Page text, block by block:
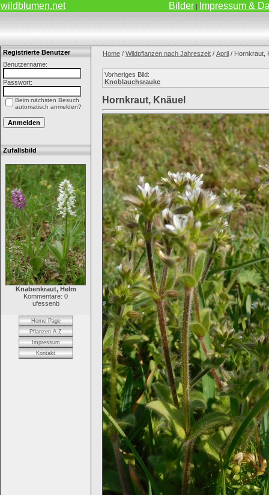
wildblumen.net Bilder | Impressum &
Registrierte Benutzer
Benutzername:
Passwort:
Beim nächsten Besuch
automatisch anmelden?
Zufallsbild
Knabenkraut, Helm
Kommentare: 0
ufessenb
Home Page
Pflanzen A-Z
Impressum
Kontakt
Home / Wildpflanzen nach Jahreszeit / April / Hornkraut,
Vorheriges Bild:
Knoblauchsrauke
Hornkraut, Knäuel